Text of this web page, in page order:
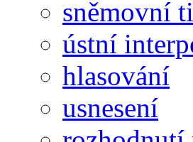
sněmovní
ústní
hlasování
usnesení